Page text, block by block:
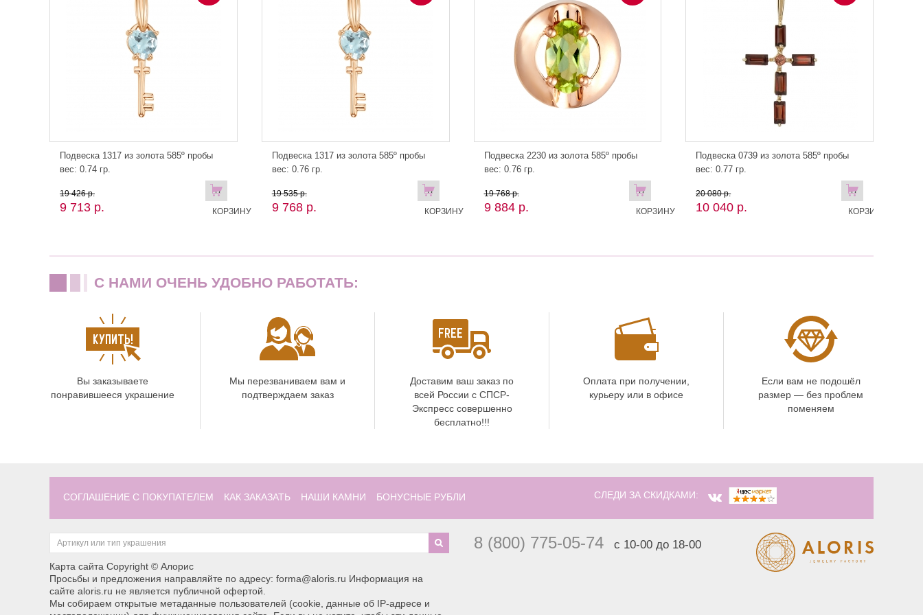
Подвеска 1317 из золота 585º пробы
вес: 0.74 гр.
19 426 р.
9 713 р.
В
КОРЗИНУ
Подвеска 1317 из золота 585º пробы
вес: 0.76 гр.
19 535 р.
9 768 р.
В
КОРЗИНУ
Подвеска 2230 из золота 585º пробы
вес: 0.76 гр.
19 768 р.
9 884 р.
В
КОРЗИНУ
Подвеска 0739 из золота 585º пробы
вес: 0.77 гр.
20 080 р.
10 040 р.
В
КОРЗИНУ
C НАМИ ОЧЕНЬ УДОБНО РАБОТАТЬ:
Вы заказываете
понравившееся украшение
Мы перезваниваем вам и
подтверждаем заказ
Доставим ваш заказ по
всей России с СПСР-
Экспресс совершенно
бесплатно!!!
Оплата при получении,
курьеру или в офисе
Если вам не подошёл
размер — без проблем
поменяем
СОГЛАШЕНИЕ С ПОКУПАТЕЛЕМ КАК ЗАКАЗАТЬ НАШИ КАМНИ БОНУСНЫЕ РУБЛИ СЛЕДИ ЗА СКИДКАМИ:
Карта сайта Copyright © Алорис
Просьбы и предложения направляйте по адресу: forma@aloris.ru Информация на
сайте aloris.ru не является публичной офертой.
Мы собираем открытые метаданные пользователей (cookie, данные об IP-адресе и
8 (800) 775-05-74 с 10-00 до 18-00